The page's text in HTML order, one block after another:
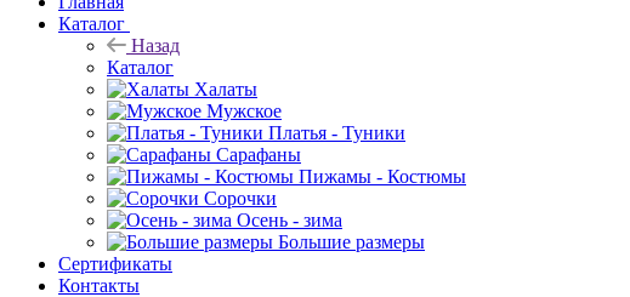
Каталог
Назад
Каталог
Халаты
Мужское
Платья - Туники
Сарафаны
Пижамы - Костюмы
Сорочки
Oсень - зима
Большие размеры
Сертификаты
Контакты